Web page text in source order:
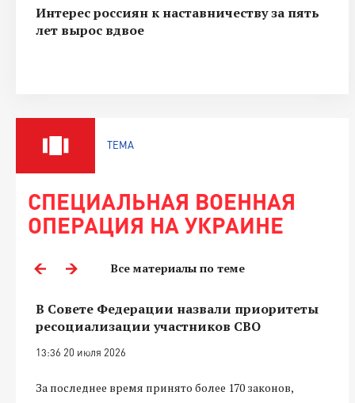
Интерес россиян к наставничеству за пять
лет вырос вдвое
ТЕМА
СПЕЦИАЛЬНАЯ ВОЕННАЯ
ОПЕРАЦИЯ НА УКРАИНЕ
Все материалы по теме
В Совете Федерации назвали приоритеты
ресоциализации участников СВО
13:36 20 июля 2026
За последнее время принято более 170 законов,